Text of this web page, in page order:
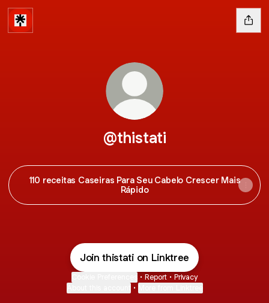
@thistati
110 receitas Caseiras Para Seu Cabelo Crescer Mais
Rápido
Join thistati on Linktree
• Report • Privacy
•